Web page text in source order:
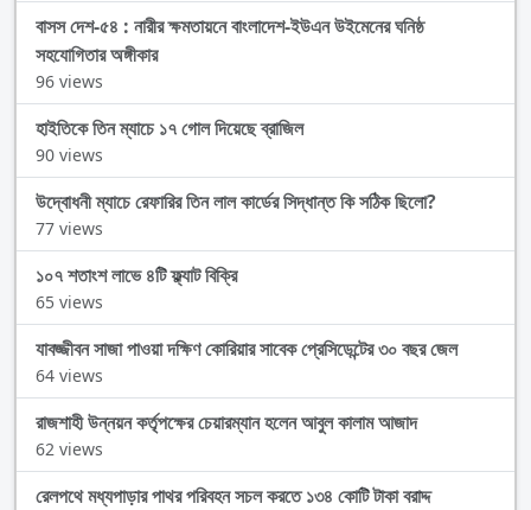
বাসস দেশ-৫৪ : নারীর ক্ষমতায়নে বাংলাদেশ-ইউএন উইমেনের ঘনিষ্ঠ
সহযোগিতার অঙ্গীকার
96 views
হাইতিকে তিন ম্যাচে ১৭ গোল দিয়েছে ব্রাজিল
90 views
উদ্বোধনী ম্যাচে রেফারির তিন লাল কার্ডের সিদ্ধান্ত কি সঠিক ছিলো?
77 views
১০৭ শতাংশ লাভে ৪টি ফ্ল্যাট বিক্রি
65 views
যাবজ্জীবন সাজা পাওয়া দক্ষিণ কোরিয়ার সাবেক প্রেসিডেন্টের ৩০ বছর জেল
64 views
রাজশাহী উন্নয়ন কর্তৃপক্ষের চেয়ারম্যান হলেন আবুল কালাম আজাদ
62 views
রেলপথে মধ্যপাড়ার পাথর পরিবহন সচল করতে ১৩৪ কোটি টাকা বরাদ্দ